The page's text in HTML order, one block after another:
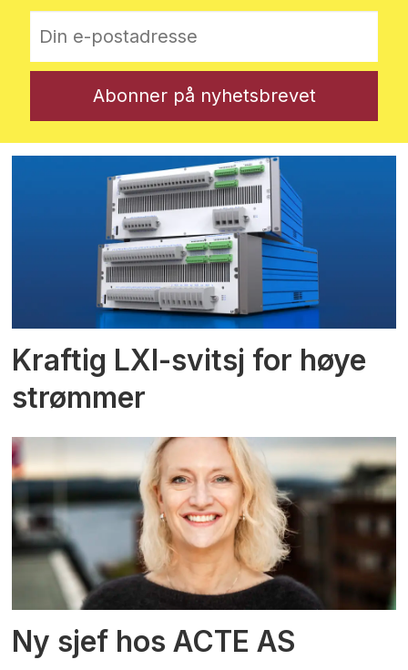
Kraftig LXI-svitsj for høye
strømmer
Ny sjef hos ACTE AS